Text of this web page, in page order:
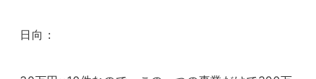
日向：